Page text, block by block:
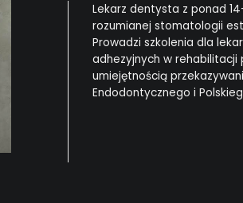
Lekarz dentysta z ponad
rozumianej stomatologii
Prowadzi szkolenia dla
adhezyjnych w
umiejętnością
Endodontycznego i